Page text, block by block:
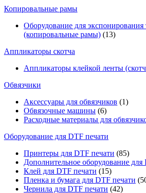
Копировальные рамы
Оборудование для экспонирования
(копировальные рамы) (13)
Аппликаторы скотча
Аппликаторы клейкой ленты
Обвязчики
Аксессуары для обвязчиков (1)
Обвязочные машины (6)
Расходные материалы для
Оборудование для DTF печати
Принтеры для DTF печати (85)
Дополнительное оборудование для
Клей для DTF печати (15)
Пленка и бумага для DTF печати
Чернила для DTF печати (42)